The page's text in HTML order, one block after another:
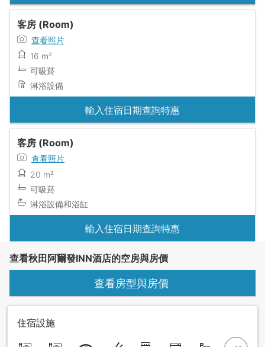
客房 (Room)
查看照片
16 m²
可吸菸
淋浴設備
輸入住宿日期查詢特惠
客房 (Room)
查看照片
20 m²
可吸菸
淋浴設備和浴缸
輸入住宿日期查詢特惠
查看秋田阿爾發INN酒店的空房與房價
查看房型與房價
住宿設施